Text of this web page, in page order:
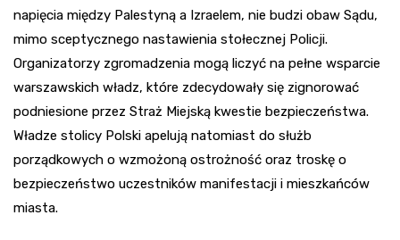
napięcia między Palestyną a Izraelem, nie budzi obaw Sądu,
mimo sceptycznego nastawienia stołecznej Policji.
Organizatorzy zgromadzenia mogą liczyć na pełne wsparcie
warszawskich władz, które zdecydowały się zignorować
podniesione przez Straż Miejską kwestie bezpieczeństwa.
Władze stolicy Polski apelują natomiast do służb
porządkowych o wzmożoną ostrożność oraz troskę o
bezpieczeństwo uczestników manifestacji i mieszkańców
miasta.